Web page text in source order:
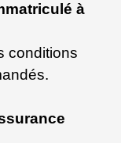
à
conditions